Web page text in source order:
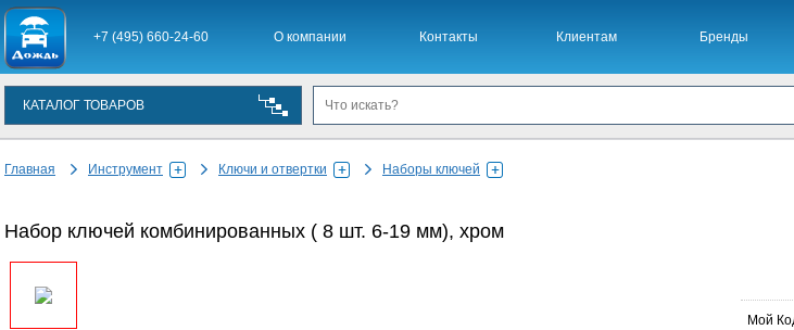
+7 (495) 660-24-60 О компании Контакты Клиентам Бренды
КАТАЛОГ ТОВАРОВ
Главная Инструмент Ключи и отвертки Наборы ключей
Набор ключей комбинированных ( 8 шт. 6-19 мм), хром
Мой